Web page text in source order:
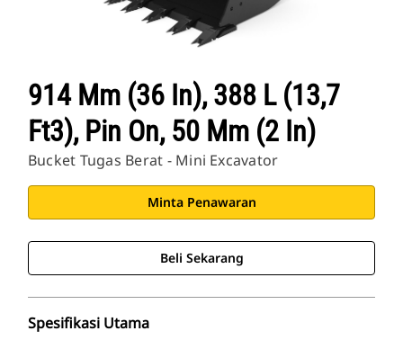
914 Mm (36 In), 388 L (13,7
Ft3), Pin On, 50 Mm (2 In)
Bucket Tugas Berat - Mini Excavator
Minta Penawaran
Beli Sekarang
Spesifikasi Utama